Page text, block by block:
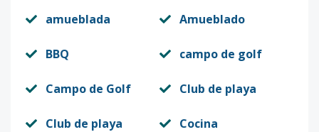
amueblada Amueblado
BBQ campo de golf
Campo de Golf Club de playa
Club de playa Cocina